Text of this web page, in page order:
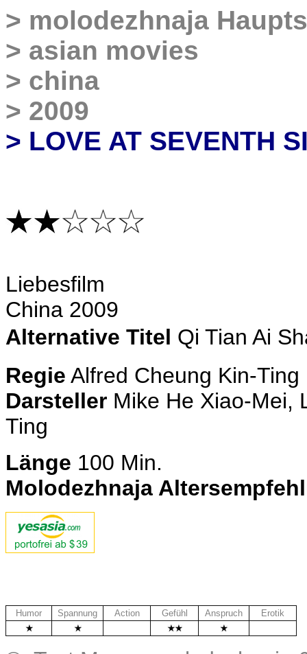
> molodezhnaja
> asian movies
> china
> 2009
> LOVE AT SEVENTH
Liebesfilm
China 2009
Alternative Titel Qi Tian Ai
Regie Alfred Cheung Kin-Ting
Darsteller Mike He Xiao-Mei,
Ting
Länge 100 Min.
Molodezhnaja
Humor Spannung Action Gefühl Anspruch
Erotik